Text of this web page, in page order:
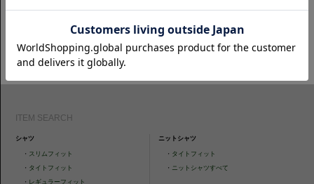
CAMICIANISTAの最新情報、スタイル提案などをおしらせします。是非フ
ITEM SEARCH
シャツ
・ スリムフィット
・ タイトフィット
・ レギュラーフィット
ニットシャツ
・ タイトフィット
・ ニットシャツすべて